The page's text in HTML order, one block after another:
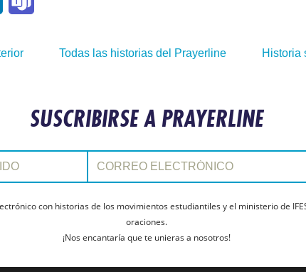
Todas las historias del Prayerline Historia
SUSCRIBIRSE A PRAYERLINE
Correo electrónico:
con historias de los movimientos estudiantiles y el ministerio de
oraciones.
¡Nos encantaría que te unieras a nosotros!